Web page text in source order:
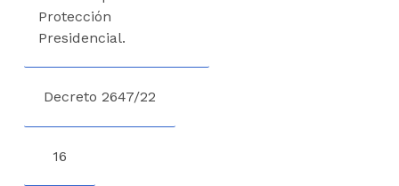
Protección
Presidencial.
Decreto 2647/22
16